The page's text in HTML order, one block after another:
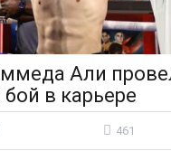
Али
в карьере
461